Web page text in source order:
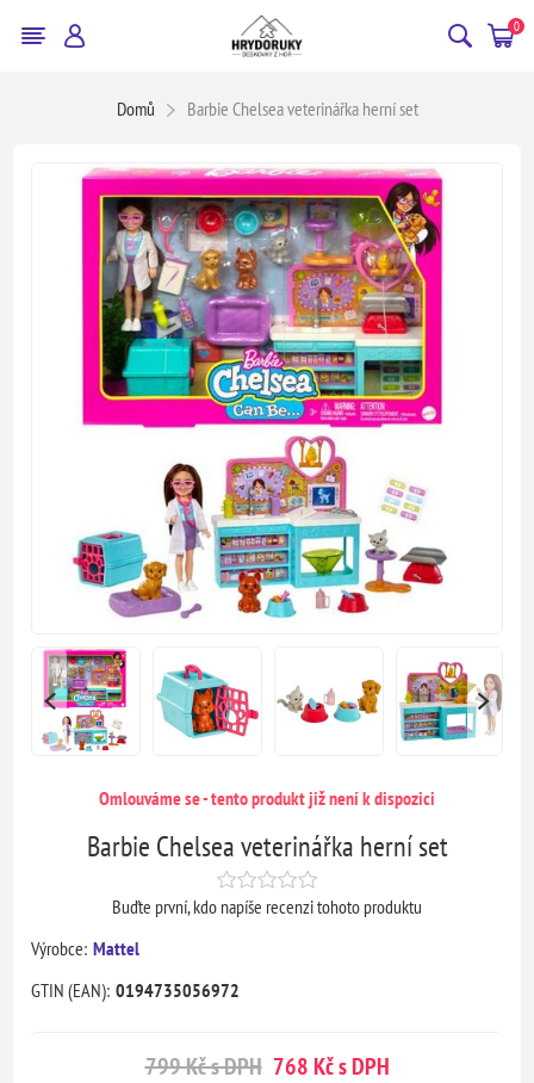
0
Domů Barbie Chelsea veterinářka herní set
Omlouváme se - tento produkt již není k dispozici
Barbie Chelsea veterinářka herní set
Buďte první, kdo napíše recenzi tohoto produktu
Výrobce: Mattel
GTIN (EAN): 0194735056972
799 Kč s DPH 768 Kč s DPH